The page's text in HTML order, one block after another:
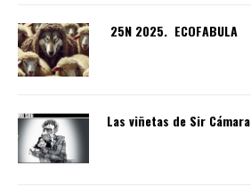
25N 2025. ECOFABULA
Las viñetas de Sir Cámara